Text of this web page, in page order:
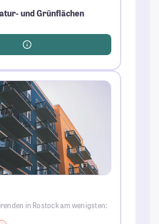
und Grünflächen
in Rostock am wenigsten: